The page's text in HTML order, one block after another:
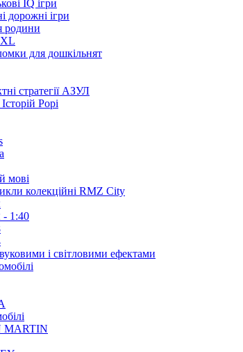
IQ ігри
дорожні ігри
родини
для дошкільнят
стратегії АЗУЛ
Рорі
мові
колекційні RMZ City
- 1:40
і світловими ефектами
MARTIN